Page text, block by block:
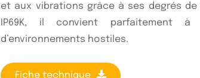
et aux vibrations grâce à ses degrés de
IP69K, il convient parfaitement
d’environnements hostiles.
Fiche technique